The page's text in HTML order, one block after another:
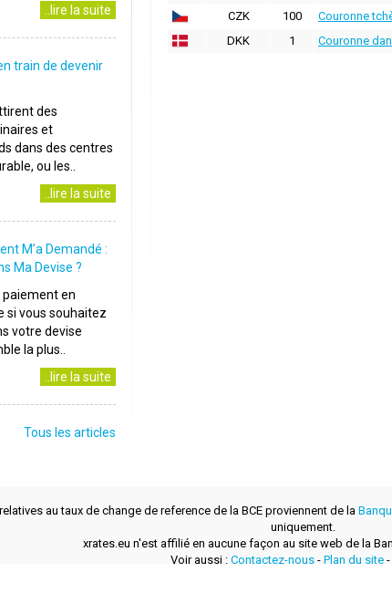
CZK
100 Couronne
DKK
1 Couronne
..lire la suite
train de devenir
des
et
dans des centres
ou les..
..lire la suite
M’a Demandé :
Ma Devise ?
paiement en
si vous souhaitez
votre devise
la plus..
..lire la suite
Tous les articles
au taux de change de reference de la BCE proviennent de la
uniquement.
xrates.eu n'est affilié en aucune façon au site web de la
Voir aussi : Contactez-nous- Plan du site-